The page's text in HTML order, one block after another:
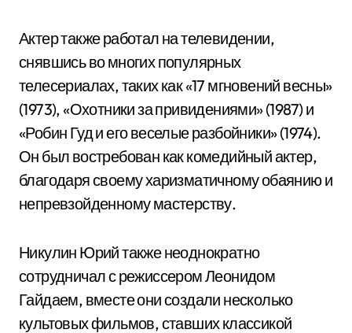
Актер также работал на телевидении,
снявшись во многих популярных
телесериалах, таких как «17 мгновений весны»
(1973), «Охотники за привидениями» (1987) и
«Робин Гуд и его веселые разбойники» (1974).
Он был востребован как комедийный актер,
благодаря своему харизматичному обаянию и
непревзойденному мастерству.
Никулин Юрий также неоднократно
сотрудничал с режиссером Леонидом
Гайдаем, вместе они создали несколько
культовых фильмов, ставших классикой